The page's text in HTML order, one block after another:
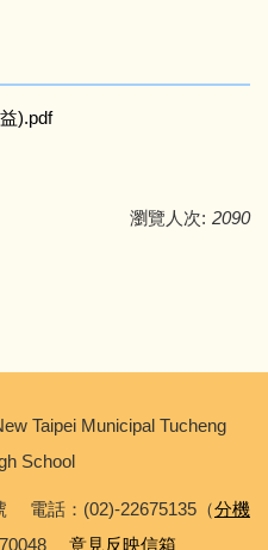
).pdf
瀏覽人次: 2090
Taipei Municipal Tucheng
School
電話：(02)-22675135（分機
意見反映信箱